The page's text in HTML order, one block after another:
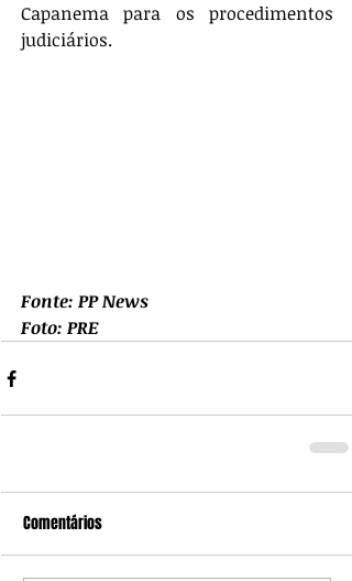
Capanema para os procedimentos
judiciários.
Fonte: PP News
Foto: PRE
Comentários